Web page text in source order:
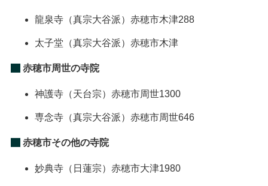
龍泉寺（真宗大谷派） 赤穂市木津288
太子堂 （真宗大谷派） 赤穂市木津
赤穂市周世の寺院
神護寺（天台宗） 赤穂市周世1300
専念寺（真宗大谷派） 赤穂市周世646
赤穂市その他の寺院
妙典寺（日蓮宗） 赤穂市大津1980